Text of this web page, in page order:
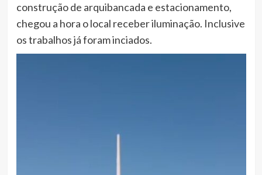
construção de arquibancada e estacionamento,
chegou a hora o local receber iluminação. Inclusive
os trabalhos já foram inciados.